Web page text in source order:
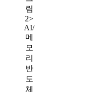
림
2>
AI/
메
모
리
반
도
체